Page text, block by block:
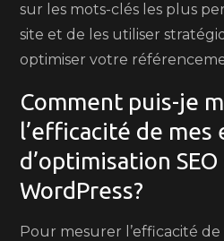
sur les mots-clés les plus
site et de les utiliser
optimiser votre
Comment puis-je
l’efficacité de mes
d’optimisation
WordPress?
Pour mesurer l’efficacité